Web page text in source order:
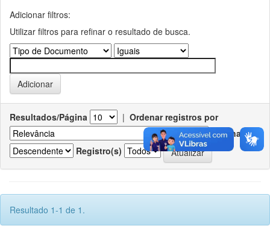
Adicionar filtros:
Utilizar filtros para refinar o resultado de busca.
Resultados/Página | Ordenar registros por
Ordenar
Registro(s)
Resultado 1-1 de 1.